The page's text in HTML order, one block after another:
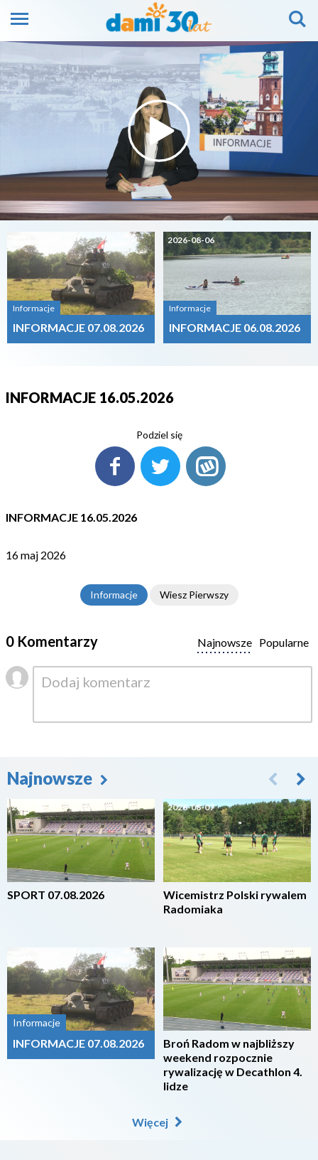
Informacje
INFORMACJE 07.08.2026
2026-08-06
Informacje
INFORMACJE 06.08.2026
INFORMACJE 16.05.2026
Podziel się
INFORMACJE 16.05.2026
16 maj 2026
Informacje Wiesz Pierwszy
0 Komentarzy Popularne
Najnowsze
Najnowsze
2026-08-07
SPORT 07.08.2026
Informacje
INFORMACJE 07.08.2026
2026-08-07
Wicemistrz Polski rywalem
Radomiaka
2026-08-07
Broń Radom w najbliższy
weekend rozpocznie
rywalizację w Decathlon 4.
lidze
Więcej